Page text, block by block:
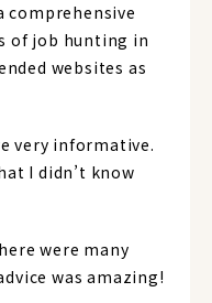
comprehensive
of job hunting in
websites as
very informative.
I didn’t know
were many
was amazing!